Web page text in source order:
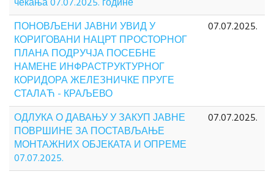
ПОНОВЉЕНИ ЈАВНИ УВИД У
КОРИГОВАНИ НАЦРТ ПРОСТОРНОГ
ПЛАНА ПОДРУЧЈА ПОСЕБНЕ
НАМЕНЕ ИНФРАСТРУКТУРНОГ
КОРИДОРА ЖЕЛЕЗНИЧКЕ ПРУГЕ
СТАЛАЋ - КРАЉЕВО
07.07.2025.
ОДЛУКА О ДАВАЊУ У ЗАКУП ЈАВНЕ
ПОВРШИНЕ ЗА ПОСТАВЉАЊЕ
МОНТАЖНИХ ОБЈЕКАТА И ОПРЕМЕ
07.07.2025.
07.07.2025.